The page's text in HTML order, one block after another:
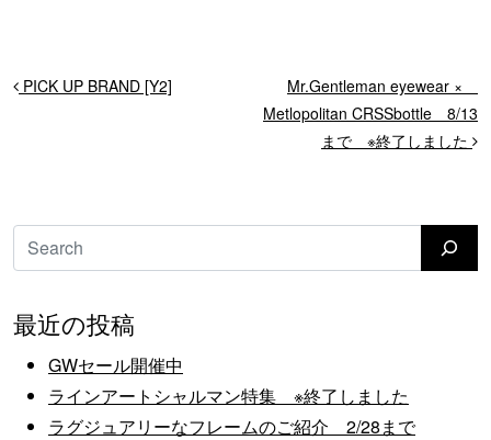
投稿ナビゲーション
PICK UP BRAND [Y2]
Mr.Gentleman eyewear ×
Metlopolitan CRSSbottle 8/13
まで ※終了しました
検索
最近の投稿
GWセール開催中
ラインアートシャルマン特集 ※終了しました
ラグジュアリーなフレームのご紹介 2/28まで